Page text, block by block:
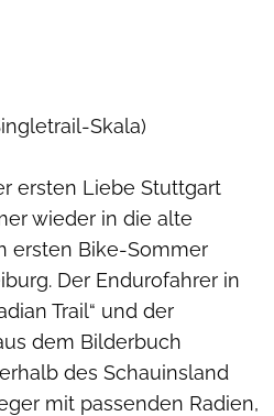
Skala)
ersten Liebe Stuttgart
wieder in die alte
ersten Bike-Sommer
Der Endurofahrer in
Trail“ und der
dem Bilderbuch
des Schauinsland
mit passenden Radien,